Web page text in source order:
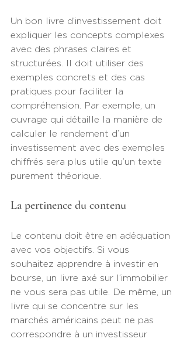
Un bon livre d’investissement doit
expliquer les concepts complexes
avec des phrases claires et
structurées. Il doit utiliser des
exemples concrets et des cas
pratiques pour faciliter la
compréhension. Par exemple, un
ouvrage qui détaille la manière de
calculer le rendement d’un
investissement avec des exemples
chiffrés sera plus utile qu’un texte
purement théorique.
La pertinence du contenu
Le contenu doit être en adéquation
avec vos objectifs. Si vous
souhaitez apprendre à investir en
bourse, un livre axé sur l’immobilier
ne vous sera pas utile. De même, un
livre qui se concentre sur les
marchés américains peut ne pas
correspondre à un investisseur